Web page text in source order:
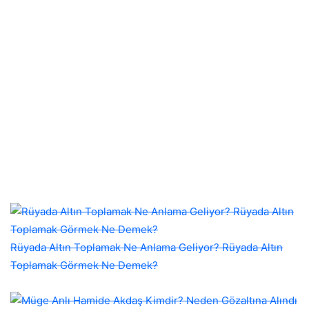
Rüyada Altın Toplamak Ne Anlama Geliyor? Rüyada Altın
Toplamak Görmek Ne Demek?